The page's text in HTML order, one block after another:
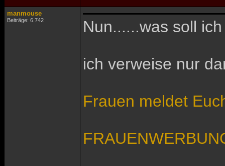
manmouse
Beiträge: 6.742 Nun......was soll
ich verweise nur
Frauen meldet